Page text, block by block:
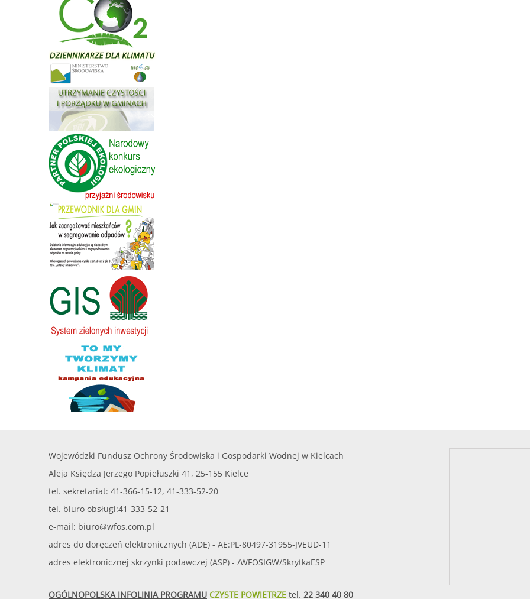
Wojewódzki Fundusz Ochrony Środowiska i Gospodarki Wodnej w Kielcach
Aleja Księdza Jerzego Popiełuszki 41, 25-155 Kielce
tel. sekretariat: 41-366-15-12, 41-333-52-20
tel. biuro obsługi:41-333-52-21
e-mail: biuro@wfos.com.pl
adres do doręczeń elektronicznych (ADE) - AE:PL-80497-31955-JVEUD-11
adres elektronicznej skrzynki podawczej (ASP) - /WFOSIGW/SkrytkaESP
OGÓLNOPOLSKA INFOLINIA PROGRAMU CZYSTE POWIETRZE tel. 22 340 40 80